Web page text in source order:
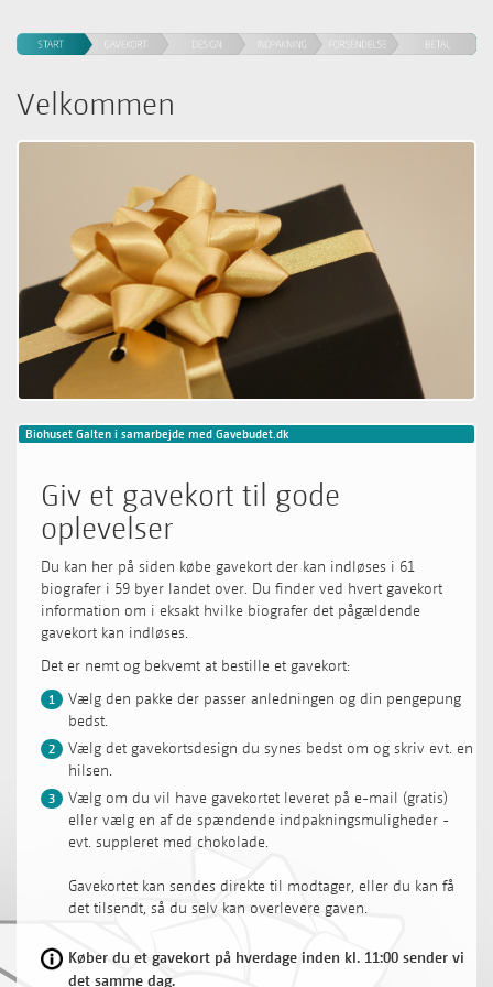
Velkommen
Biohuset Galten i samarbejde med Gavebudet.dk
Giv et gavekort til gode
oplevelser
Du kan her på siden købe gavekort der kan indløses i 61
biografer i 59 byer landet over. Du finder ved hvert gavekort
information om i eksakt hvilke biografer det pågældende
gavekort kan indløses.
Det er nemt og bekvemt at bestille et gavekort:
1
Vælg den pakke der passer anledningen og din pengepung
bedst.
2
Vælg det gavekortsdesign du synes bedst om og skriv evt. en
hilsen.
3
Vælg om du vil have gavekortet leveret på e-mail (gratis)
eller vælg en af de spændende indpakningsmuligheder -
evt. suppleret med chokolade.
Gavekortet kan sendes direkte til modtager, eller du kan få
det tilsendt, så du selv kan overlevere gaven.
Køber du et gavekort på hverdage inden kl. 11:00 sender vi
det samme dag.